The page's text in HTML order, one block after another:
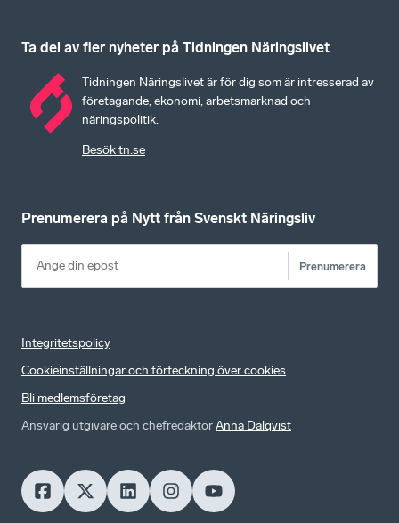
Ta del av fler nyheter på Tidningen Näringslivet
Tidningen Näringslivet är för dig som är intresserad av
företagande, ekonomi, arbetsmarknad och
näringspolitik.
Besök tn.se
Prenumerera på Nytt från Svenskt Näringsliv
Prenumerera
Integritetspolicy
Cookieinställningar och förteckning över cookies
Bli medlemsföretag
Ansvarig utgivare och chefredaktörAnna Dalqvist